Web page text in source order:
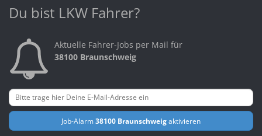
Du bist LKW Fahrer?
Aktuelle Fahrer-Jobs per Mail für
38100 Braunschweig
Job-Alarm38100 Braunschweigaktivieren